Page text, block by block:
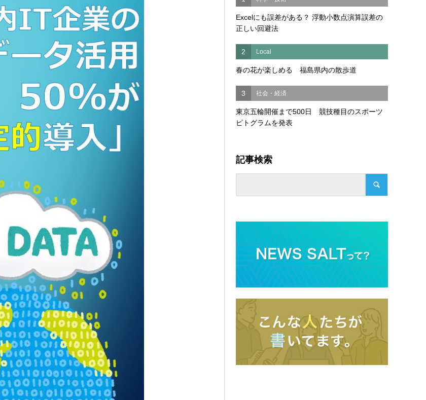
Excelにも誤差がある？ 浮動小数点演算誤差の
正しい回避法
2 Local
春の花が楽しめる 福島県内の散歩道
3 社会・経済
東京五輪開催まで500日 競技種目のスポーツ
ピトグラムを発表
記事検索